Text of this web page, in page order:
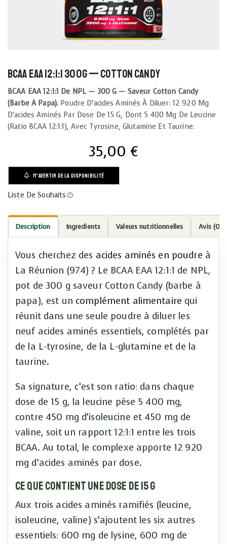
BCAA EAA 12:1:1 300g — Cotton Candy
BCAA EAA 12:1:1 De NPL — 300 G — Saveur Cotton Candy
(barbe À Papa). Poudre D’acides Aminés À Diluer: 12 920 Mg
D’acides Aminés Par Dose De 15 G, Dont 5 400 Mg De Leucine
(ratio BCAA 12:1:1), Avec Tyrosine, Glutamine Et Taurine.
35,00 €
M'AVERTIR DE LA DISPONIBILITÉ
Liste De Souhaits
Description Ingrédients Valeurs nutritionnelles Avis (0)
Vous cherchez des acides aminés en poudre à
La Réunion (974) ? Le BCAA EAA 12:1:1 de NPL,
pot de 300 g saveur Cotton Candy (barbe à
papa), est un complément alimentaire qui
réunit dans une seule poudre à diluer les
neuf acides aminés essentiels, complétés par
de la L-tyrosine, de la L-glutamine et de la
taurine.
Sa signature, c’est son ratio: dans chaque
dose de 15 g, la leucine pèse 5 400 mg,
contre 450 mg d’isoleucine et 450 mg de
valine, soit un rapport 12:1:1 entre les trois
BCAA. Au total, le complexe apporte 12 920
mg d’acides aminés par dose.
Ce que contient une dose de 15 g
Aux trois acides aminés ramifiés (leucine,
isoleucine, valine) s’ajoutent les six autres
essentiels: 600 mg de lysine, 600 mg de